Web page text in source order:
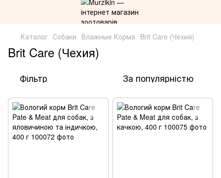
Каталог Собаки Влажные Корма Brit Care (Чехия)
Brit Care (Чехия)
Фільтр За популярністю